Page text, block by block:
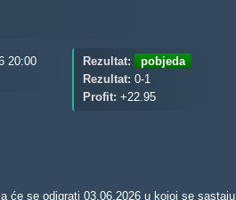
20:00
Rezultat:
pobjeda
Rezultat: 0-1
Profit: +22.95
će se odigrati 03.06.2026 u kojoj se sastaju